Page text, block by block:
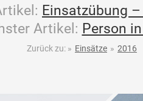
Einsatzübung
Artikel: Person
Zurück zu: » Einsätze » 2016